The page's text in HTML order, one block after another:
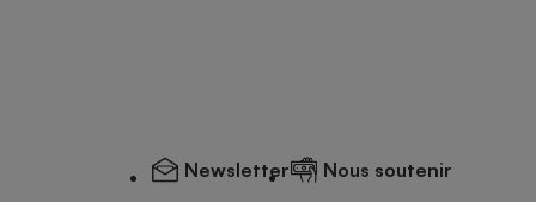
Newsletter Nous soutenir